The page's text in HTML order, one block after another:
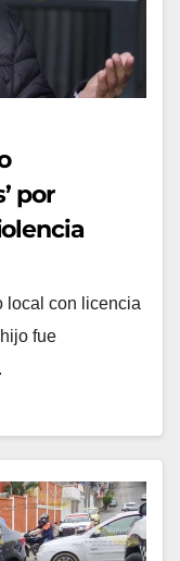
por
local con licencia
fue